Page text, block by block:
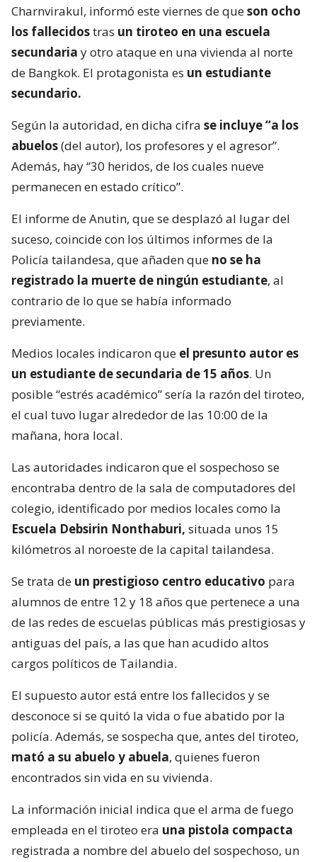
Charnvirakul, informó este viernes de queson ocho
los fallecidostras un tiroteo en una escuela
secundaria y otro ataque en una vivienda al norte
de Bangkok. El protagonista es un estudiante
secundario.
Según la autoridad, en dicha cifra se incluye “a los
abuelos(del autor), los profesores y el agresor”.
Además, hay “30 heridos, de los cuales nueve
permanecen en estado crítico”.
El informe de Anutin, que se desplazó al lugar del
suceso, coincide con los últimos informes de la
Policía tailandesa, que añaden que no se ha
registrado la muerte de ningún estudiante, al
contrario de lo que se había informado
previamente.
Medios locales indicaron que el presunto autor es
un estudiante de secundaria de 15 años. Un
posible “estrés académico” sería la razón del tiroteo,
el cual tuvo lugar alrededor de las 10:00 de la
mañana, hora local.
Las autoridades indicaron que el sospechoso se
encontraba dentro de la sala de computadores del
colegio, identificado por medios locales como la
Escuela Debsirin Nonthaburi, situada unos 15
kilómetros al noroeste de la capital tailandesa.
Se trata de un prestigioso centro educativo para
alumnos de entre 12 y 18 años que pertenece a una
de las redes de escuelas públicas más prestigiosas y
antiguas del país, a las que han acudido altos
cargos políticos de Tailandia.
El supuesto autor está entre los fallecidos y se
desconoce si se quitó la vida o fue abatido por la
policía. Además, se sospecha que, antes del tiroteo,
mató a su abuelo y abuela, quienes fueron
encontrados sin vida en su vivienda.
La información inicial indica que el arma de fuego
empleada en el tiroteo era una pistola compacta
registrada a nombre del abuelo del sospechoso, un